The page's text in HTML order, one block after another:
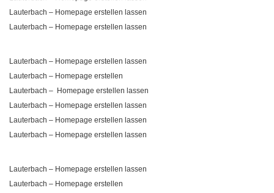
Lauterbach – Homepage erstellen lassen
Lauterbach – Homepage erstellen lassen
Lauterbach – Homepage erstellen lassen
Lauterbach – Homepage erstellen
Lauterbach – Homepage erstellen lassen
Lauterbach – Homepage erstellen lassen
Lauterbach – Homepage erstellen lassen
Lauterbach – Homepage erstellen lassen
Lauterbach – Homepage erstellen lassen
Lauterbach – Homepage erstellen